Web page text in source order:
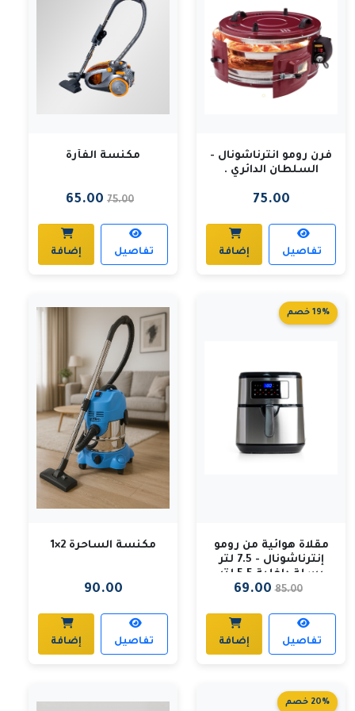
فرن رومو انترناشونال -
السلطان الدائري .
75.00
تفاصيل إضافة
مكنسة الفأرة
75.00
65.00
تفاصيل إضافة
19% خصم
مقلاة هوائية من رومو
إنترناشونال - 7.5 لتر
بسلة داخلية 5.5 لتر
85.00
69.00
تفاصيل إضافة
مكنسة الساحرة 2×1
90.00
تفاصيل إضافة
20% خصم